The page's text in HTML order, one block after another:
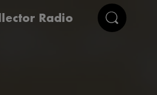
Radio